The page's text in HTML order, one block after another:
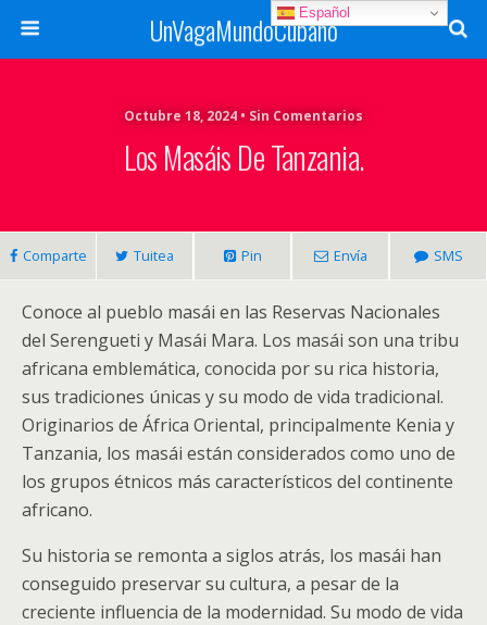
UnVagaMundoCubano
Octubre 18, 2024 • Sin Comentarios
Los Masáis De Tanzania.
Comparte Tuitea Pin Envía SMS
Conoce al pueblo masái en las Reservas Nacionales
del Serengueti y Masái Mara. Los masái son una tribu
africana emblemática, conocida por su rica historia,
sus tradiciones únicas y su modo de vida tradicional.
Originarios de África Oriental, principalmente Kenia y
Tanzania, los masái están considerados como uno de
los grupos étnicos más característicos del continente
africano.
Su historia se remonta a siglos atrás, los masái han
conseguido preservar su cultura, a pesar de la
creciente influencia de la modernidad. Su modo de vida
Español